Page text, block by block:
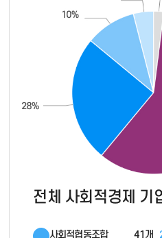
전체 사회적경제 기
사회적협동조합 41개